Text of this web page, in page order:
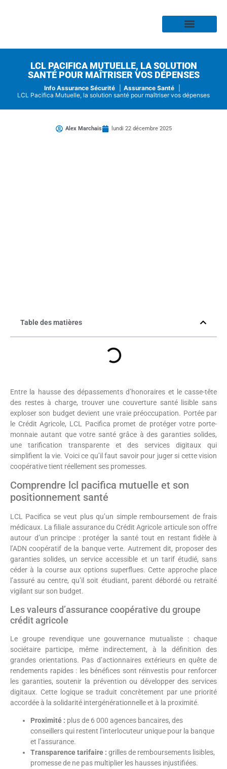
LCL PACIFICA MUTUELLE, LA SOLUTION
SANTÉ POUR MAÎTRISER VOS DÉPENSES
Info Assurance Sécurité
Assurance Santé
LCL Pacifica Mutuelle, la solution santé pour maîtriser vos dépenses
Alex Marchais lundi 22 décembre 2025
Table des matières
Entre la hausse des dépassements d’honoraires et le casse-tête
des restes à charge, trouver une couverture santé lisible sans
exploser son budget devient une vraie préoccupation. Portée par
le Crédit Agricole, LCL Pacifica promet de protéger votre porte-
monnaie autant que votre santé grâce à des garanties solides,
une tarification transparente et des services digitaux qui
simplifient la vie. Voici ce qu’il faut savoir pour juger si cette vision
coopérative tient réellement ses promesses.
Comprendre lcl pacifica mutuelle et son
positionnement santé
LCL Pacifica se veut plus qu’un simple remboursement de frais
médicaux. La filiale assurance du Crédit Agricole articule son offre
autour d’un principe : protéger la santé tout en restant fidèle à
l’ADN coopératif de la banque verte. Autrement dit, proposer des
garanties solides, un service accessible et un tarif étudié, sans
céder à la course aux options superflues. Cette approche place
l’assuré au centre, qu’il soit étudiant, parent débordé ou retraité
vigilant sur son budget.
Les valeurs d’assurance coopérative du groupe
crédit agricole
Le groupe revendique une gouvernance mutualiste : chaque
sociétaire participe, même indirectement, à la définition des
grandes orientations. Pas d’actionnaires extérieurs en quête de
rendements rapides : les bénéfices sont réinvestis pour renforcer
les garanties, soutenir la prévention ou développer des services
digitaux. Cette logique se traduit concrètement par une priorité
accordée à la solidarité intergénérationnelle et à la proximité.
Proximité : plus de 6 000 agences bancaires, des
conseillers qui restent l’interlocuteur unique pour la banque
et l’assurance.
Transparence tarifaire : grilles de remboursements lisibles,
promesse de ne pas multiplier les hausses injustifiées.